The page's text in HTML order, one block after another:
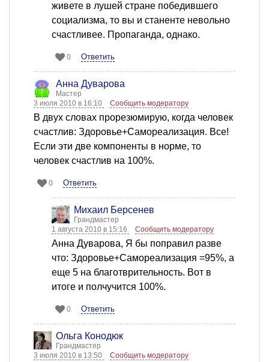
живете в лушей стране победившего
социализма, то вы и станенте невольно
счастливее. Пропаганда, однако.
0 Ответить
Анна Дуварова
Мастер
3 июля 2010 в 16:10
Сообщить модератору
В двух словах прорезюмирую, когда человек
счастлив: Здоровье+Самореализация. Все!
Если эти две компоненты в норме, то
человек счастлив на 100%.
0 Ответить
Михаил Берсенев
Грандмастер
1 августа 2010 в 15:16
Сообщить модератору
Анна Дуварова, Я бы поправил разве
что: Здоровье+Самореализация =95%, а
еще 5 на благотврительность. Вот в
итоге и полчучится 100%.
0 Ответить
Ольга Конодюк
Грандмастер
3 июля 2010 в 13:50
Сообщить модератору